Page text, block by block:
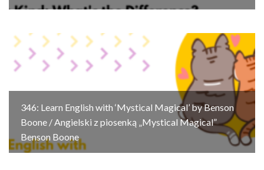
346: Learn English with ‘Mystical Magical’ by Benson
Boone / Angielski z piosenką „Mystical Magical”
Benson Boone